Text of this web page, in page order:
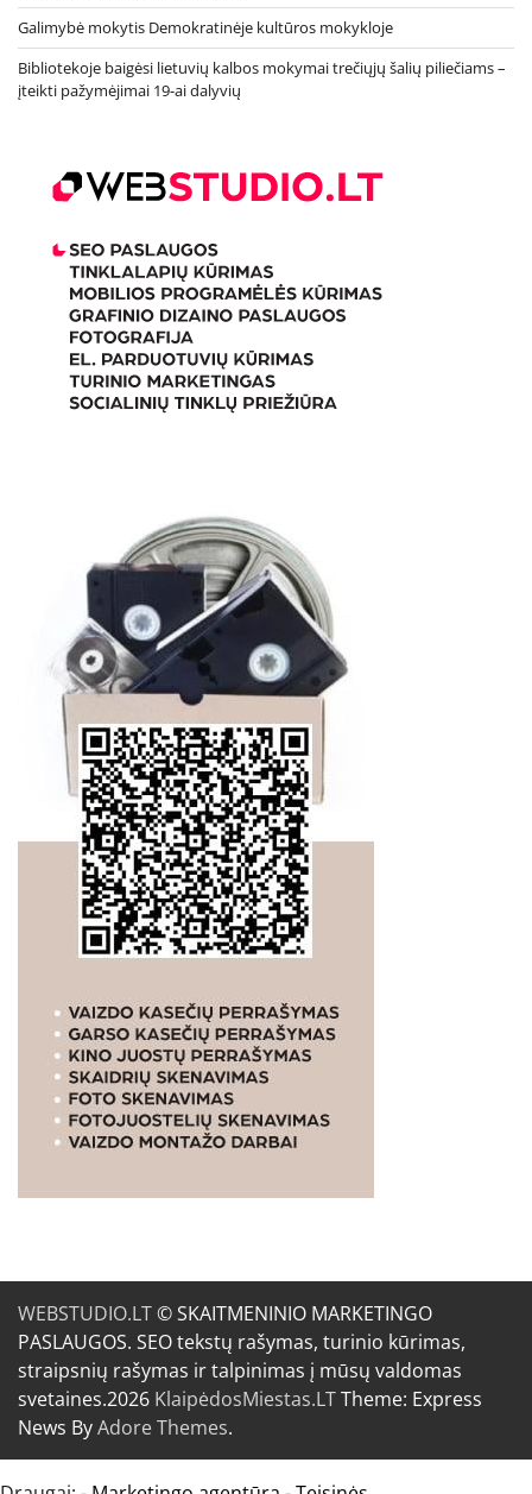
Galimybė mokytis Demokratinėje kultūros mokykloje
Bibliotekoje baigėsi lietuvių kalbos mokymai trečiųjų šalių piliečiams –
įteikti pažymėjimai 19-ai dalyvių
WEBSTUDIO.LT© SKAITMENINIO MARKETINGO
PASLAUGOS. SEO tekstų rašymas, turinio kūrimas,
straipsnių rašymas ir talpinimas į mūsų valdomas
svetaines.2026 KlaipėdosMiestas.LTTheme: Express
News ByAdore Themes.